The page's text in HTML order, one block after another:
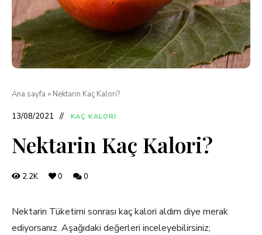
Ana sayfa » Nektarin Kaç Kalori?
13/08/2021 KAÇ KALORI
Nektarin Kaç Kalori?
2.2K 0 0
Nektarin Tüketimi sonrası kaç kalori aldım diye merak
ediyorsanız. Aşağıdaki değerleri inceleyebilirsiniz;